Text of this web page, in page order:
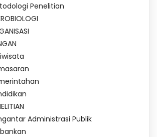
Penelitian
Administrasi Publik